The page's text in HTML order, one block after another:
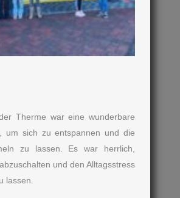
Therme war eine wunderbare
um sich zu entspannen und die
zu lassen. Es war herrlich,
und den Alltagsstress
lassen.